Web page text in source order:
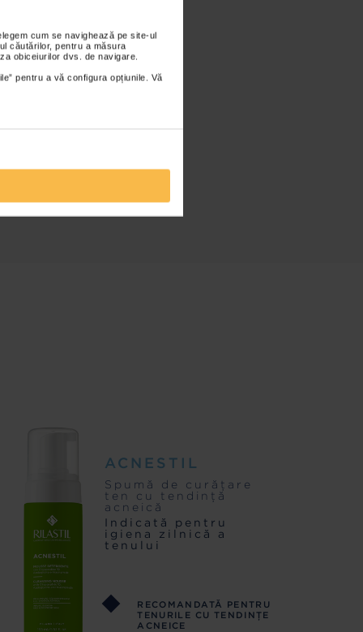
cum se navighează pe site-ul
căutărilor, pentru a măsura
obiceiurilor dvs. de navigare.
pentru a vă configura opțiunile. Vă
ACNESTIL
Spumă de curăţare
ten cu tendinţă
acneică
Indicată pentru
igiena zilnică a
tenului
RECOMANDATĂ PENTRU
TENURILE CU TENDINŢE
ACNEICE